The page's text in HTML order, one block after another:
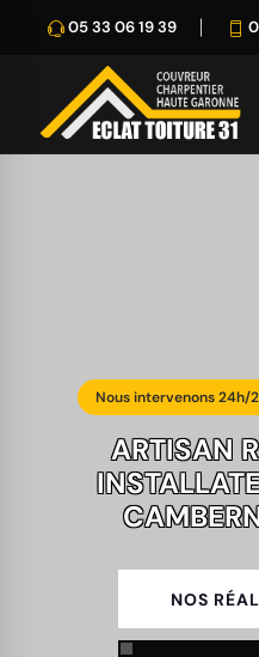
05 33 06 19 39
Nous intervenons 24h/
ARTISAN
NOS